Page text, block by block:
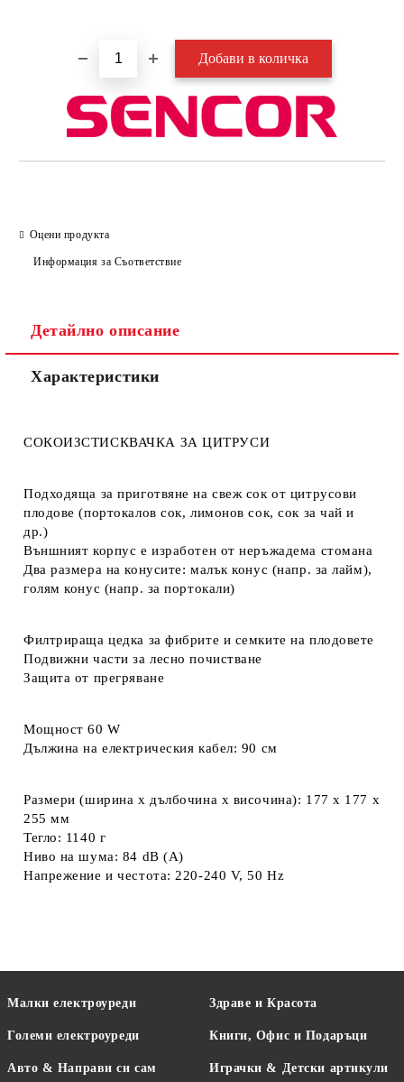
Оцени продукта
Информация за Съответствие
Детайлно описание
Характеристики
СОКОИЗСТИСКВАЧКА ЗА ЦИТРУСИ
Подходяща за приготвяне на свеж сок от цитрусови
плодове (портокалов сок, лимонов сок, сок за чай и
др.)
Външният корпус е изработен от неръжадема стомана
Два размера на конусите: малък конус (напр. за лайм),
голям конус (напр. за портокали)
Филтрираща цедка за фибрите и семките на плодовете
Подвижни части за лесно почистване
Защита от прегряване
Мощност 60 W
Дължина на електрическия кабел: 90 см
Размери (ширина х дълбочина х височина): 177 x 177 x
255 мм
Тегло: 1140 г
Ниво на шума: 84 dB (A)
Напрежение и честота: 220-240 V, 50 Hz
Малки електроуреди
Големи електроуреди
Авто & Направи си сам
Здраве и Красота
Книги, Офис и Подаръци
Играчки & Детски артикули